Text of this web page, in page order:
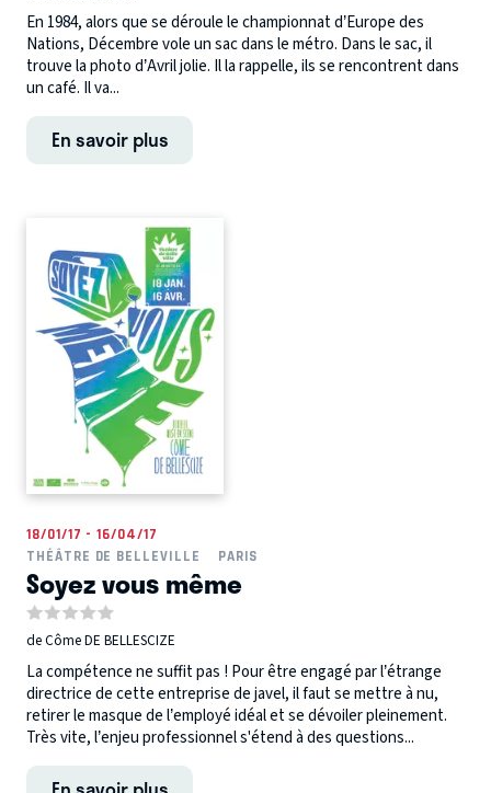
En 1984, alors que se déroule le championnat d’Europe des
Nations, Décembre vole un sac dans le métro. Dans le sac, il
trouve la photo d’Avril jolie. Il la rappelle, ils se rencontrent dans
un café. Il va...
En savoir plus
18/01/17 - 16/04/17
THÉÂTRE DE BELLEVILLE
PARIS
Soyez vous même
de Côme DE BELLESCIZE
La compétence ne suffit pas ! Pour être engagé par l’étrange
directrice de cette entreprise de javel, il faut se mettre à nu,
retirer le masque de l’employé idéal et se dévoiler pleinement.
Très vite, l’enjeu professionnel s'étend à des questions...